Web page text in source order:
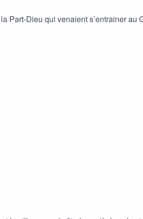
Part-Dieu qui venaient s’entrainer au